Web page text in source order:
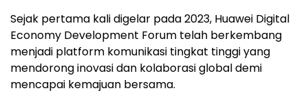
Sejak pertama kali digelar pada 2023, Huawei Digital
Economy Development Forum telah berkembang
menjadi platform komunikasi tingkat tinggi yang
mendorong inovasi dan kolaborasi global demi
mencapai kemajuan bersama.